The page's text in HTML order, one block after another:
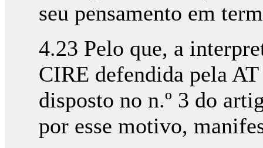
seu pensamento em
4.23 Pelo que, a
CIRE defendida pela
disposto no n.º 3 do
por esse motivo,